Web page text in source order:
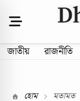
জাতীয় রাজনীতি
হোম মতামত